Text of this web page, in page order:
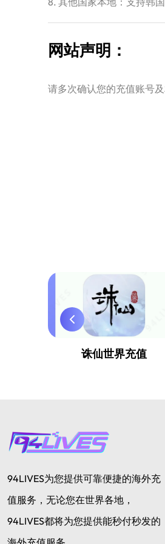
网站声明：
请多次确认您的充值账号
诛仙世界充值
94LIVES为您提供可靠便捷的海外充
值服务，无论您在世界各地，
94LIVES都将为您提供能秒付秒发的